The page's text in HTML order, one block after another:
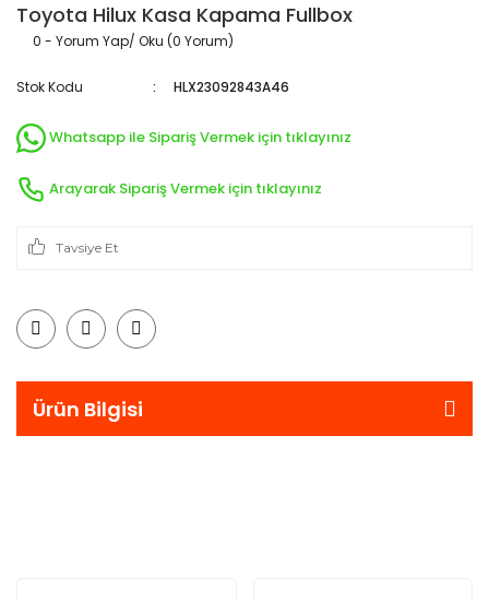
Toyota Hilux Kasa Kapama Fullbox
0 - Yorum Yap/ Oku (0 Yorum)
Stok Kodu HLX23092843A46
Whatsapp ile Sipariş Vermek için tıklayınız
Arayarak Sipariş Vermek için tıklayınız
Tavsiye Et
Ürün Bilgisi